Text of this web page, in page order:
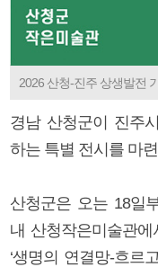
2026 산청-진주 상생발전
경남 산청군이 진주
하는 특별 전시를 마
산청군은 오는 18일
내 산청작은미술관
‘생명의 연결망-흐르